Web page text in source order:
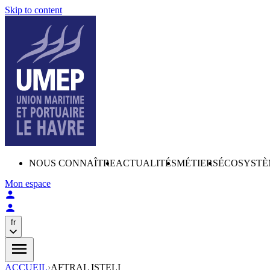
Skip to content
NOUS CONNAÎTREACTUALITÉSMÉTIERS
Mon espace
fr
ACCUEIL›AFTRAL ISTELI